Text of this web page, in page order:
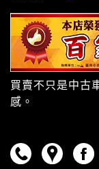
買賣不只是中古
感。